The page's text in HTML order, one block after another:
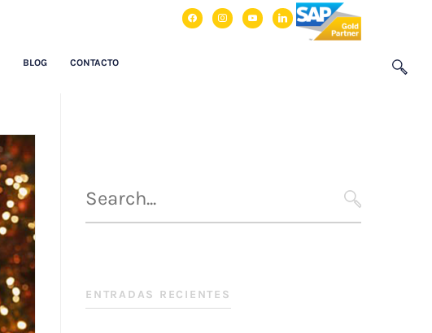
facebookinstagram
youtubelinkedin
BLOG CONTACTO
para
SEARCH
ENTRADAS RECIENTES